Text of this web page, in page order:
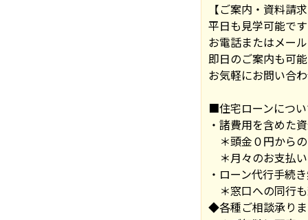
【ご案内・資料請
平日も見学可能で
お電話またはメー
即日のご案内も可
お気軽にお問い合
■住宅ローンにつ
・諸費用を含めた
＊頭金０円から
＊月々のお支払
・ローン代行手続
＊窓口への同行
◆各種ご相談承り